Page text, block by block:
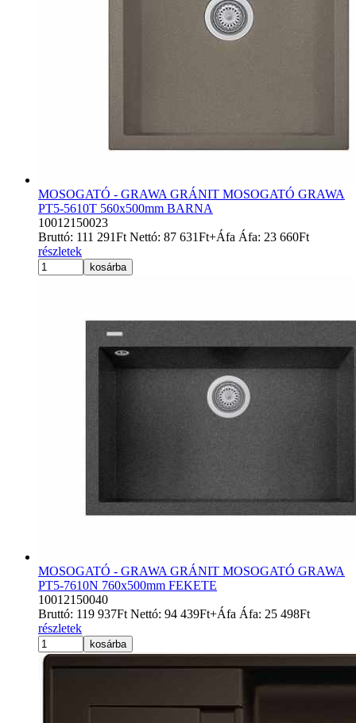
MOSOGATÓ - GRAWA GRÁNIT MOSOGATÓ GRAWA
PT5-5610T 560x500mm BARNA
10012150023
Bruttó: 111 291Ft Nettó: 87 631Ft+Áfa Áfa: 23 660Ft
részletek
kosárba
MOSOGATÓ - GRAWA GRÁNIT MOSOGATÓ GRAWA
PT5-7610N 760x500mm FEKETE
10012150040
Bruttó: 119 937Ft Nettó: 94 439Ft+Áfa Áfa: 25 498Ft
részletek
kosárba